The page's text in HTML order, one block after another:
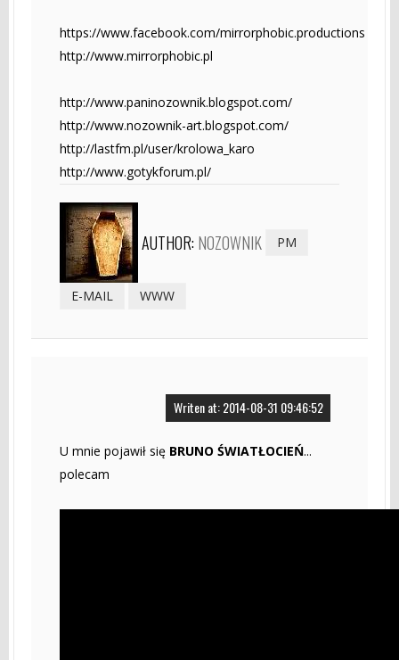
https://www.facebook.com/mirrorphobic.productions
http://www.mirrorphobic.pl
http://www.paninozownik.blogspot.com/
http://www.nozownik-art.blogspot.com/
http://lastfm.pl/user/krolowa_karo
http://www.gotykforum.pl/
AUTHOR: NOZOWNIK PM
E-MAIL WWW
Writen at: 2014-08-31 09:46:52
U mnie pojawił się BRUNO ŚWIATŁOCIEŃ...
polecam